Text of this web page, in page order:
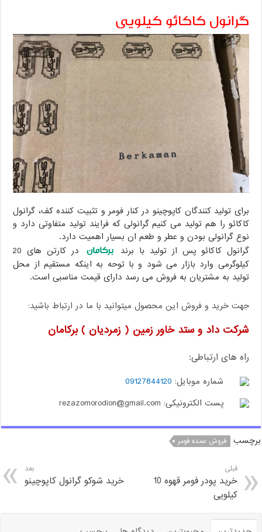
گرانول کاکائو کیلویی
برای تولید کنندگان کاپوچینو در کنار فومر و تثبیت کننده کف، گرانول
کاکائو را هم تولید می کنیم گرانولی که فرایند تولید متفاوتی دارد و
نوع گرانولی بودن و عطر و طعم ان بسیار اهمیت دارد.
گرانول کاکائو پس از تولید با برند
برکامان
در کارتن های 20
کیلوگرمی وارد بازار می شود و با توحه به اینکه مستقیم از محل
تولید به مشتریان به فروش می رسد دارای قیمت مناسبی است.
جهت خرید و فروش این محصول میتوانید با ما در ارتباط باشید:
شرکت داد و ستد خاور زمین ( زمردیان ) برکامان
راه های ارتباطی:
شماره موبایل: 09127844120
پست الکترونیکی: rezazomorodion@gmail.com
برچسب فروش عمده فومر
قبلی
خرید پودر فومر قهوه 10
کیلویی
بعد
خرید شوکو گرانول کاپوچینو